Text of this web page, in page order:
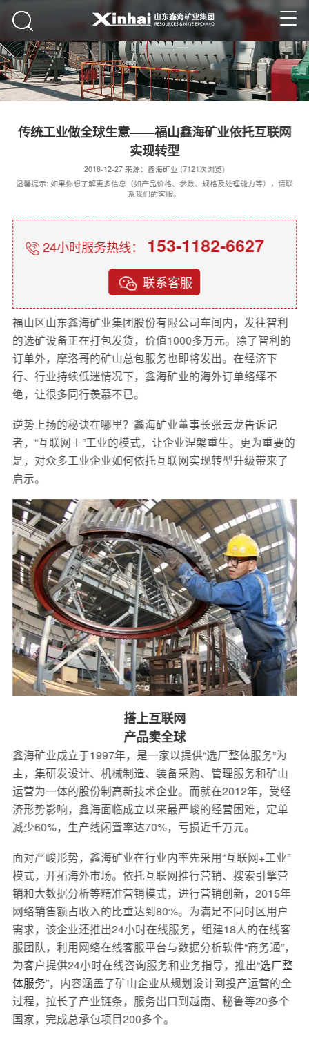
传统工业做全球生意——福山鑫海矿业依托互联网
实现转型
2016-12-27 来源：鑫海矿业 (7121次浏览)
温馨提示: 如果你想了解更多信息（如产品价格、参数、规格及处理能力等），请联
系我们的客服。
24小时服务热线： 153-1182-6627
联系客服
福山区山东鑫海矿业集团股份有限公司车间内，发往智利
的选矿设备正在打包发货，价值1000多万元。除了智利的
订单外，摩洛哥的矿山总包服务也即将发出。在经济下
行、行业持续低迷情况下，鑫海矿业的海外订单络绎不
绝，让很多同行羡慕不已。
逆势上扬的秘诀在哪里？鑫海矿业董事长张云龙告诉记
者，“互联网＋”工业的模式，让企业涅槃重生。更为重要的
是，对众多工业企业如何依托互联网实现转型升级带来了
启示。
搭上互联网
产品卖全球
鑫海矿业成立于1997年，是一家以提供“选厂整体服务”为
主，集研发设计、机械制造、装备采购、管理服务和矿山
运营为一体的股份制高新技术企业。而就在2012年，受经
济形势影响，鑫海面临成立以来最严峻的经营困难，定单
减少60%，生产线闲置率达70%，亏损近千万元。
面对严峻形势，鑫海矿业在行业内率先采用“互联网+工业”
模式，开拓海外市场。依托互联网推行营销、搜索引擎营
销和大数据分析等精准营销模式，进行营销创新，2015年
网络销售额占收入的比重达到80%。为满足不同时区用户
需求，该企业还推出24小时在线服务，组建18人的在线客
服团队，利用网络在线客服平台与数据分析软件“商务通”，
为客户提供24小时在线咨询服务和业务指导，推出“选厂整
体服务”，内容涵盖了矿山企业从规划设计到投产运营的全
过程，拉长了产业链条，服务出口到越南、秘鲁等20多个
国家，完成总承包项目200多个。